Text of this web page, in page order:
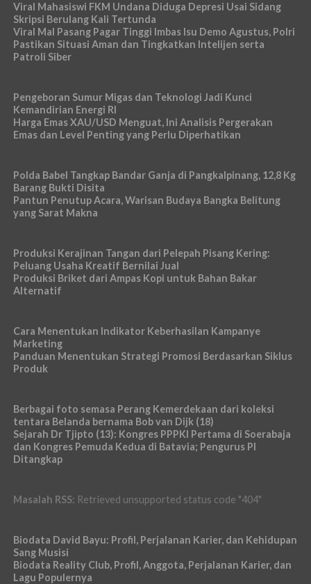
Viral Mahasiswi FKM Undana Diduga Depresi Usai Sidang
Skripsi Berulang Kali Tertunda
Viral Mal Pasang Pagar Tinggi Imbas Isu Demo Agustus, Polri
Pastikan Situasi Aman dan Tingkatkan Intelijen serta
Patroli Siber
Pengeboran Sumur Migas dan Teknologi Jadi Kunci
Kemandirian Energi RI
Harga Emas XAU/USD Menguat, Ini Analisis Pergerakan
Emas dan Level Penting yang Perlu Diperhatikan
Polda Babel Tangkap Bandar Ganja di Pangkalpinang, 12,8 Kg
Barang Bukti Disita
Pantun Penutup Acara, Warisan Budaya Bangka Belitung
yang Sarat Makna
Produksi Kerajinan Tangan dari Pelepah Pisang Kering:
Peluang Usaha Kreatif Bernilai Jual
Produksi Briket dari Ampas Kopi untuk Bahan Bakar
Alternatif
Cara Menentukan Indikator Keberhasilan Kampanye
Marketing
Panduan Menentukan Strategi Promosi Berdasarkan Siklus
Produk
Berbagai foto semasa Perang Kemerdekaan dari koleksi
tentara Belanda bernama Bob van Dijk (18)
Sejarah Dr Tjipto (13): Kongres PPPKI Pertama di Soerabaja
dan Kongres Pemuda Kedua di Batavia; Pengurus PI
Ditangkap
Masalah RSS: Retrieved unsupported status code "404"
Biodata David Bayu: Profil, Perjalanan Karier, dan Kehidupan
Sang Musisi
Biodata Reality Club, Profil, Anggota, Perjalanan Karier, dan
Lagu Populernya